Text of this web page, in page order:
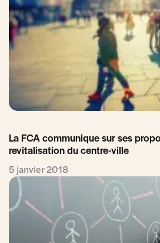
La FCA communique sur ses
revitalisation du centre-ville
5 janvier 2018